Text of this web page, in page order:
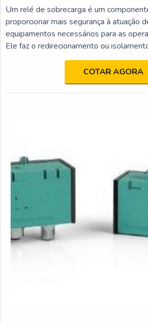
Um relé de sobrecarga é um
proporcionar mais segurança à atuação
equipamentos necessários para as
Ele faz o redirecionamento ou
sistemas desses equipamentos para
e, inclusive, inícios de incêndios.Ao
empresa de relés de sobrecarga é
que ela atende os requisitos de
intercalada entre as fases do
como motores, por exemplo. Quando
realiza atividades que puxam mais
especificações permitem, os relés
circuitos do motor, o que
incêndio;Entre outros riscos.Outras
os relés são requisitados envolvem a
COTAR AGORA